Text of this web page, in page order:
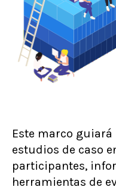
Este marco
estudios de caso
participantes,
herramientas de